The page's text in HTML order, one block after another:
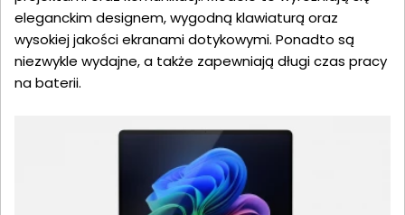
eleganckim designem, wygodną klawiaturą oraz
wysokiej jakości ekranami dotykowymi. Ponadto są
niezwykle wydajne, a także zapewniają długi czas pracy
na baterii.